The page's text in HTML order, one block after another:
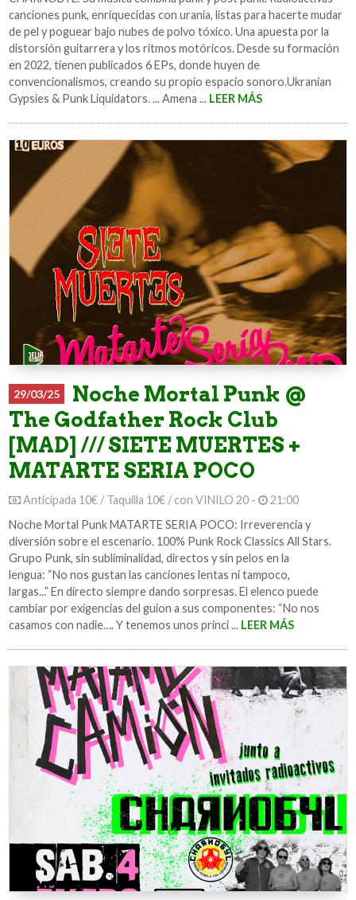
canciones punk, enriquecidas con urania, listas para hacerte mudar
de pel y poguear bajo nubes de polvo tóxico. Una apuesta por la
distorsión guitarrera y los ritmos motóricos. Desde su formación
en 2022, tienen publicados 6 EPs, donde huyen de
convencionalismos, creando su propio espacio sonoro.Ukranian
Gypsies & Punk Liquidators. ... Amena ... LEER MÁS
29/03/25
Noche Mortal Punk @
The Godfather Rock Club
[MAD] /// SIETE MUERTES +
MATARTE SERIA POCO
Anticipada 10€ / Taquilla 10€ / con VINILO 20 -
21:00
Noche Mortal Punk MATARTE SERIA POCO: Irreverencia y
diversión sobre el escenario. 100% Punk Rock Classics All Stars.
Grupo Punk, sin subliminalidad, directos y sin pelos en la
lengua: “No nos gustan las canciones lentas ni tampoco,
largas...” En directo siempre dando sorpresas. El elenco puede
cambiar por exigencias del guion a sus componentes: “No nos
casamos con nadie…. Y tenemos unos princi ... LEER MÁS